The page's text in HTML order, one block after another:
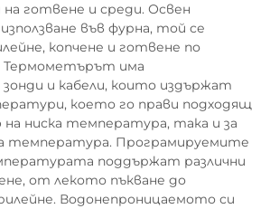
готвене и среди. Освен
във фурна, той се
копчене и готвене по
Термометърът има
и кабели, които издържат
което го прави подходящ
на ниска температура, така и за
температура. Програмируемите
поддържат различни
от лекото пъкване до
Водонепроницаемото си